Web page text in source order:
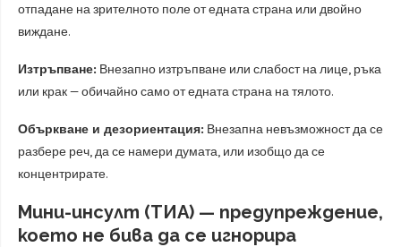
отпадане на зрителното поле от едната страна или двойно
виждане.
Изтръпване: Внезапно изтръпване или слабост на лице, ръка
или крак — обичайно само от едната страна на тялото.
Объркване и дезориентация: Внезапна невъзможност да се
разбере реч, да се намери думата, или изобщо да се
концентрирате.
Мини-инсулт (ТИА) — предупреждение,
което не бива да се игнорира